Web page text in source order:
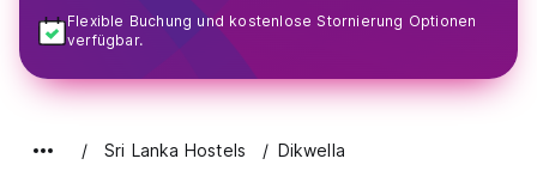
Flexible Buchung und kostenlose Stornierung Optionen
verfügbar.
Sri Lanka Hostels Dikwella